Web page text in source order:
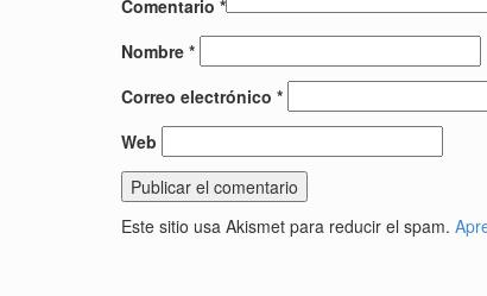
Comentario *
Nombre *
Correo electrónico *
Web
Este sitio usa Akismet para reducir el spam.